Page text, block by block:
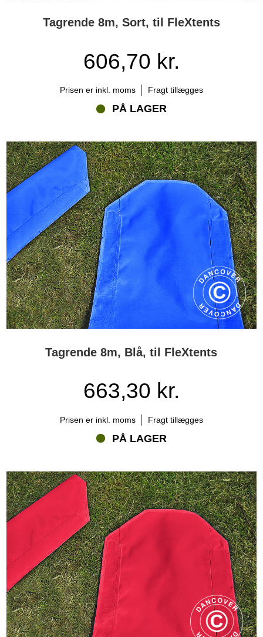
Tagrende 8m, Sort, til FleXtents
606,70 kr.
Prisen er inkl. moms Fragt tillægges
PÅ LAGER
Tagrende 8m, Blå, til FleXtents
663,30 kr.
Prisen er inkl. moms Fragt tillægges
PÅ LAGER